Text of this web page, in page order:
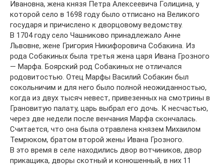
Ивановна, жена князя Петра Алексеевича Голицина, у
которой село в 1698 году было отписано на Великого
государя и причислено к дворцовому ведомству.
В 1704 году село Чашниково принадлежало Анне
Львовне, жене Григория Никифоровича Собакина. Из
рода Собакиных была третья жена царя Ивана Грозного
— Марфа. Боярский род Собакиных не отличался
родовитостью. Отец Марфы Василий Собакин был
сокольничим и для него было полной неожиданностью,
когда из двух тысяч невест, привезенных на смотрины в
Грановитую палату, царь выбрал его дочь. К несчастью,
через две недели после венчания Марфа скончалась.
Считается, что она была отравлена князем Михаилом
Темрюком, братом второй жены Ивана Грозного.
В это время в селе находились двор вотчиников, двор
прикащика, дворы скотный и конюшенный, в них 11